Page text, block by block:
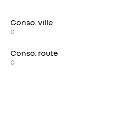
Conso. ville
0
Conso. route
0